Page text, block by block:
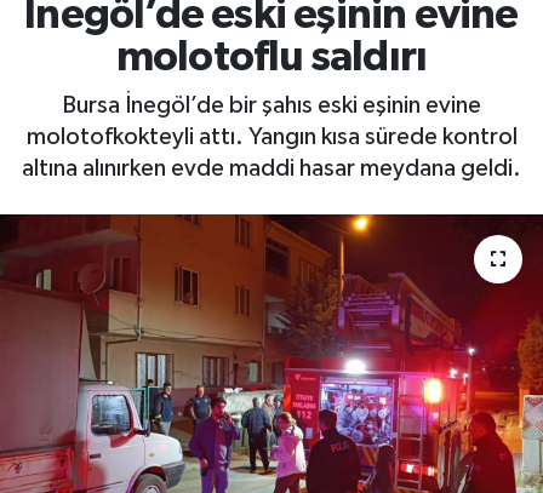
İnegöl’de eski eşinin evine
molotoflu saldırı
Bursa İnegöl’de bir şahıs eski eşinin evine
molotofkokteyli attı. Yangın kısa sürede kontrol
altına alınırken evde maddi hasar meydana geldi.